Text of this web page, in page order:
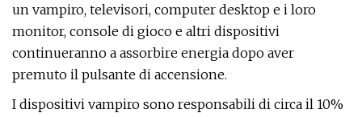
un vampiro, televisori, computer desktop e i loro
monitor, console di gioco e altri dispositivi
continueranno a assorbire energia dopo aver
premuto il pulsante di accensione.
I dispositivi vampiro sono responsabili di circa il 10%